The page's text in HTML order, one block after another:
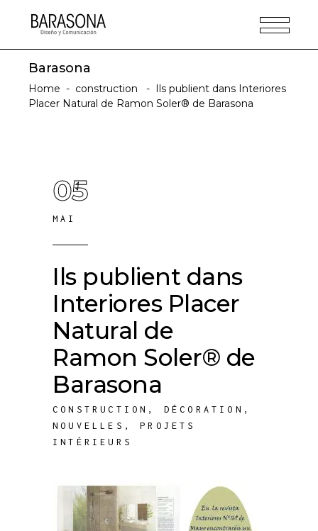
Barasona
Home - construction - Ils publient dans Interiores
Placer Natural de Ramon Soler® de Barasona
05
MAI
Ils publient dans
Interiores Placer
Natural de
Ramon Soler® de
Barasona
CONSTRUCTION , DÉCORATION ,
NOUVELLES ,PROJETS
INTÉRIEURS